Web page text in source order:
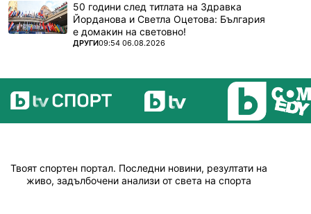
50 години след титлата на Здравка
Йорданова и Светла Оцетова: България
е домакин на световно!
ПОВЕЧЕ ОТ
ДРУГИ09:54 06.08.2026
Твоят спортен портал. Последни новини, резултати на
живо, задълбочени анализи от света на спорта